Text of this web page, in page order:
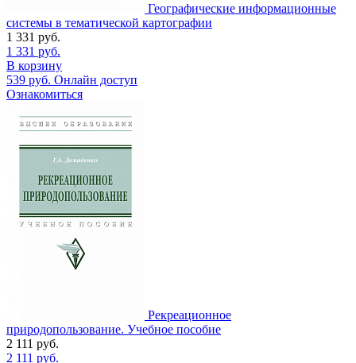
Географические информационные
системы в тематической картографии
1 331 руб.
1 331 руб.
В корзину
539 руб. Онлайн доступ
Ознакомиться
Рекреационное
природопользование. Учебное пособие
2 111 руб.
2 111 руб.